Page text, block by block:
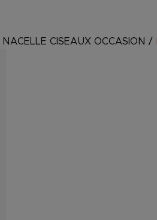
NACELLE CISEAUX OCCASION /